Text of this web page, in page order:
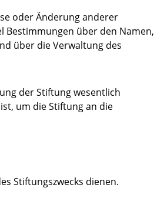
oder Änderung anderer
Bestimmungen über den Namen,
über die Verwaltung des
der Stiftung wesentlich
um die Stiftung an die
Stiftungszwecks dienen.